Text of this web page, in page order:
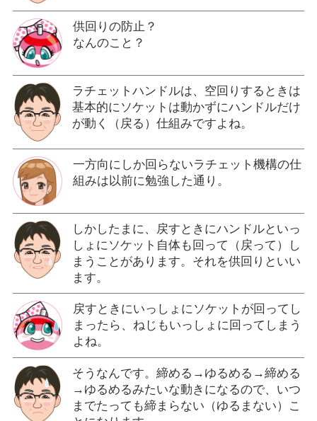
供回りの防止？
なんのこと？
ラチェットハンドルは、空回りするときは
基本的にソケットは動かずにハンドルだけ
が動く（戻る）仕組みですよね。
一方向にしか回らないラチェット機構の仕
組みは以前に勉強した通り。
しかしたまに、戻すときにハンドルといっ
しょにソケット自体も回って（戻って）し
まうことがあります。それを供回りといい
ます。
戻すときにいっしょにソケットが回ってし
まったら、ねじもいっしょに回ってしまう
よね。
そうなんです。締める→ゆるめる→締める
→ゆるめるみたいな動きになるので、いつ
までたっても締まらない（ゆるまない）こ